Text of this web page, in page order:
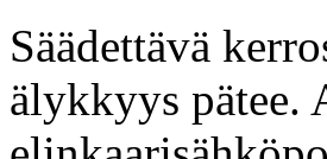
Säädettävä
älykkyys pätee.